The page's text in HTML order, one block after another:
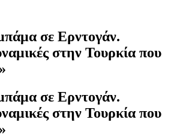
σε Ερντογάν.
στην Τουρκία που
σε Ερντογάν.
στην Τουρκία που